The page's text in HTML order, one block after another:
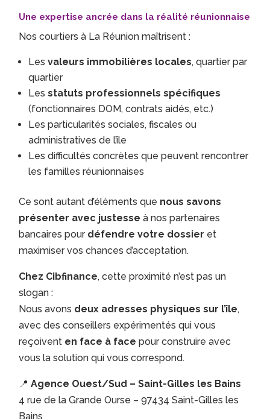
Une expertise ancrée dans la réalité réunionnaise
Nos courtiers à La Réunion maîtrisent :
Lesvaleurs immobilières locales, quartier par
quartier
Lesstatuts professionnels spécifiques
(fonctionnaires DOM, contrats aidés, etc.)
Les particularités sociales, fiscales ou
administratives de l’île
Les difficultés concrètes que peuvent rencontrer
les familles réunionnaises
Ce sont autant d’éléments que nous savons
présenter avec justesse à nos partenaires
bancaires pour défendre votre dossier et
maximiser vos chances d’acceptation.
Chez Cibfinance, cette proximité n’est pas un
slogan :
Nous avons deux adresses physiques sur l’île,
avec des conseillers expérimentés qui vous
reçoivent en face à face pour construire avec
vous la solution qui vous correspond.
📍Agence Ouest/Sud – Saint-Gilles les Bains
4 rue de la Grande Ourse – 97434 Saint-Gilles les
Bains